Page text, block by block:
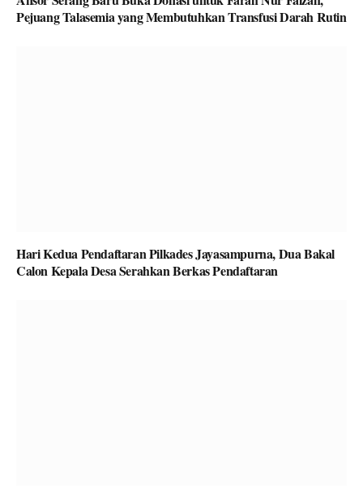
Pejuang Talasemia yang Membutuhkan Transfusi Darah Rutin
Hari Kedua Pendaftaran Pilkades Jayasampurna, Dua Bakal
Calon Kepala Desa Serahkan Berkas Pendaftaran